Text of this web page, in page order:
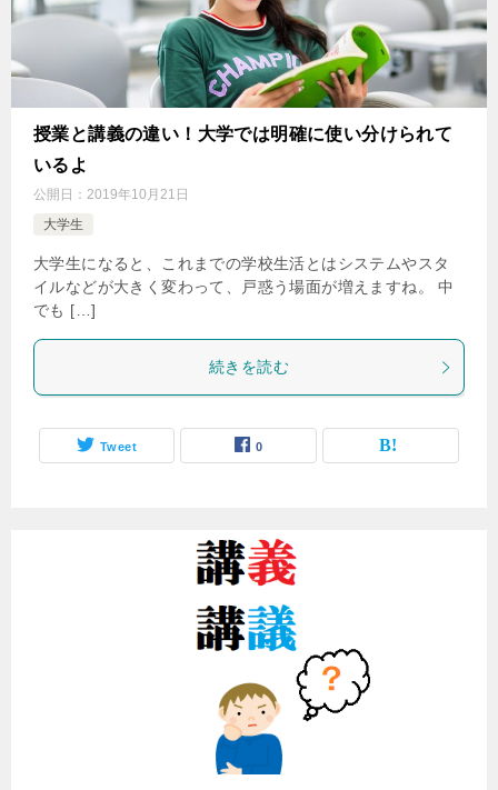
授業と講義の違い！大学では明確に使い分けられて
いるよ
公開日： 2019年10月21日
大学生
大学生になると、これまでの学校生活とはシステムやスタ
イルなどが大きく変わって、戸惑う場面が増えますね。 中
でも […]
続きを読む
Tweet 0